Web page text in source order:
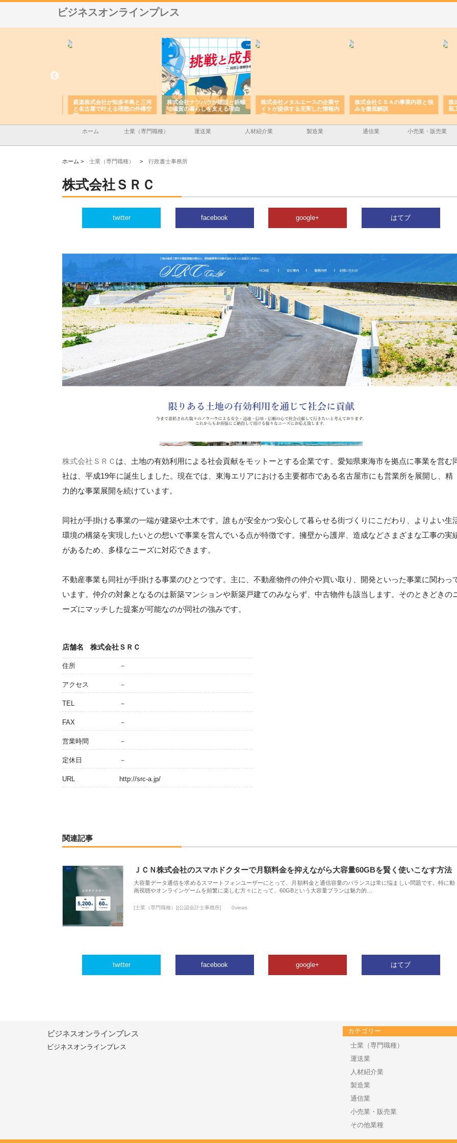
ビジネスオンラインプレス
庭楽株式会社が知多半島と三河
と名古屋で叶える理想の外構空
間
株式会社ナツハラが建設と鋲螺
で滋賀の暮らしを支える理由
株式会社メタルエースの企業サ
イトが提供する充実した情報内
容とは
株式会社ＣＳＡの事業内容と強
みを徹底解説
株
装
ホーム 士業（専門職種） 運送業 人材紹介業 製造業 通信業 小売業・販売業
ホーム > 士業（専門職種） > 行政書士事務所
株式会社ＳＲＣ
twitter facebook google+ はてブ
株式会社ＳＲＣ は、土地の有効利用による社会貢献をモットーとする企業です。愛知県東海市を拠点に事業を営む
社は、平成19年に誕生しました。現在では、東海エリアにおける主要都市である名古屋市にも営業所を展開し、精
力的な事業展開を続けています。
同社が手掛ける事業の一端が建築や土木です。誰もが安全かつ安心して暮らせる街づくりにこだわり、よりよい生
環境の構築を実現したいとの想いで事業を営んでいる点が特徴です。擁壁から護岸、造成などさまざまな工事の実
があるため、多様なニーズに対応できます。
不動産事業も同社が手掛ける事業のひとつです。主に、不動産物件の仲介や買い取り、開発といった事業に関わっ
います。仲介の対象となるのは新築マンションや新築戸建てのみならず、中古物件も該当します。そのときどきの
ーズにマッチした提案が可能なのが同社の強みです。
店舗名 株式会社ＳＲＣ
住所 －
アクセス －
TEL －
FAX －
営業時間 －
定休日 －
URL http://src-a.jp/
関連記事
ＪＣＮ株式会社のスマホドクターで月額料金を抑えながら大容量60GBを賢く使いこなす方法
大容量データ通信を求めるスマートフォンユーザーにとって、月額料金と通信容量のバランスは常に悩ましい問題です。特に動
画視聴やオンラインゲームを頻繁に楽しむ方々にとって、60GBという大容量プランは魅力的…
[士業（専門職種）][公認会計士事務所] 0views
twitter facebook google+ はてブ
ビジネスオンラインプレス
ビジネスオンラインプレス
カテゴリー
士業（専門職種）
運送業
人材紹介業
製造業
通信業
小売業・販売業
その他業種